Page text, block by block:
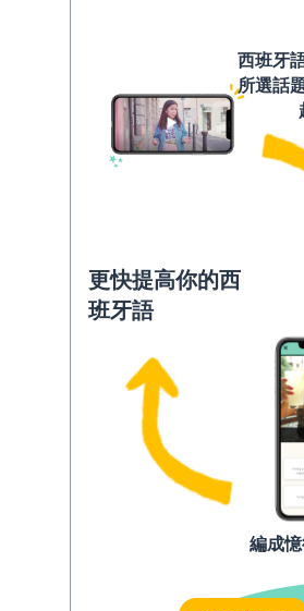
西班牙
所選話
更快提高你的西
班牙語
編成